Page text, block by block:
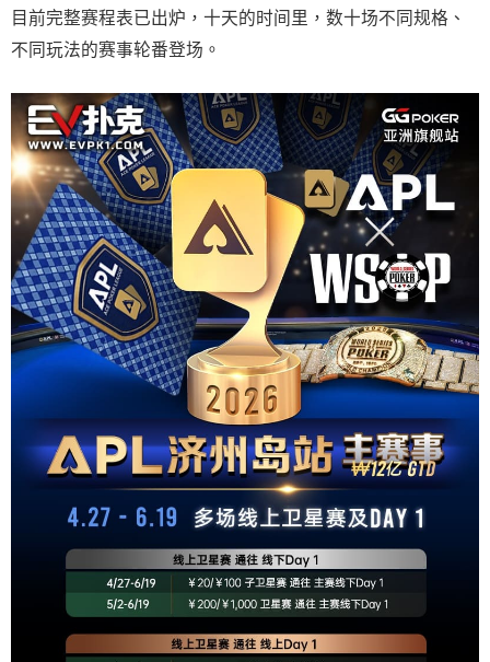
目前完整赛程表已出炉，十天的时间里，数十场不同规格、
不同玩法的赛事轮番登场。